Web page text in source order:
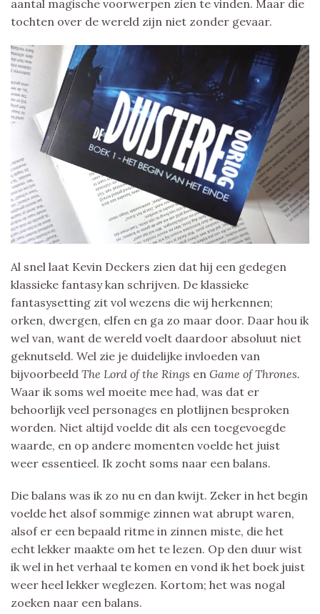
aantal magische voorwerpen zien te vinden. Maar die
tochten over de wereld zijn niet zonder gevaar.
Al snel laat Kevin Deckers zien dat hij een gedegen
klassieke fantasy kan schrijven. De klassieke
fantasysetting zit vol wezens die wij herkennen;
orken, dwergen, elfen en ga zo maar door. Daar hou ik
wel van, want de wereld voelt daardoor absoluut niet
geknutseld. Wel zie je duidelijke invloeden van
bijvoorbeeld The Lord of the Rings en Game of Thrones.
Waar ik soms wel moeite mee had, was dat er
behoorlijk veel personages en plotlijnen besproken
worden. Niet altijd voelde dit als een toegevoegde
waarde, en op andere momenten voelde het juist
weer essentieel. Ik zocht soms naar een balans.
Die balans was ik zo nu en dan kwijt. Zeker in het begin
voelde het alsof sommige zinnen wat abrupt waren,
alsof er een bepaald ritme in zinnen miste, die het
echt lekker maakte om het te lezen. Op den duur wist
ik wel in het verhaal te komen en vond ik het boek juist
weer heel lekker weglezen. Kortom; het was nogal
zoeken naar een balans.